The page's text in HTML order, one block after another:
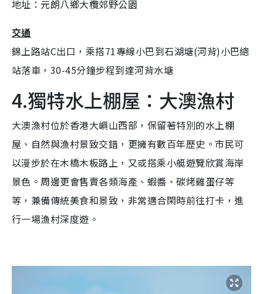
地址：元朗八鄉大欖郊野公園
交通
錦上路站C出口，乘搭71專線小巴到石湖塘(河背)小巴總
站落車，30-45分鐘步程到達河背水塘
4.獨特水上棚屋：大澳漁村
大澳漁村位於香港大嶼山西部，保留著特別的水上棚
屋、自然與漁村景致交錯，更擁有數百年歷史。市民可
以漫步於在木橋木板路上，又或搭乘小艇遊覽欣賞海岸
景色。周邊更會售賣各類海產、蝦醬、碳烤雞蛋仔等
等，兼備傳統美食和景致，非常適合閑時前往打卡，進
行一場漁村深度遊。